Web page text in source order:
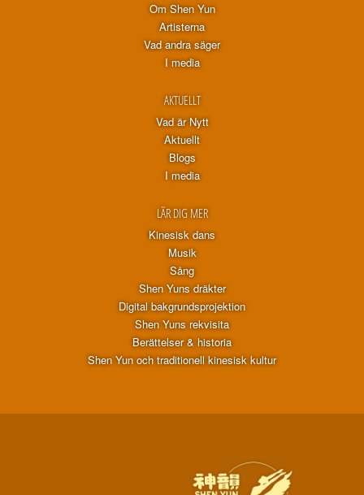
Om Shen Yun
Artisterna
Vad andra säger
I media
AKTUELLT
Vad är Nytt
Aktuellt
Blogs
I media
LÄR DIG MER
Kinesisk dans
Musik
Sång
Shen Yuns dräkter
Digital bakgrundsprojektion
Shen Yuns rekvisita
Berättelser & historia
Shen Yun och traditionell kinesisk kultur